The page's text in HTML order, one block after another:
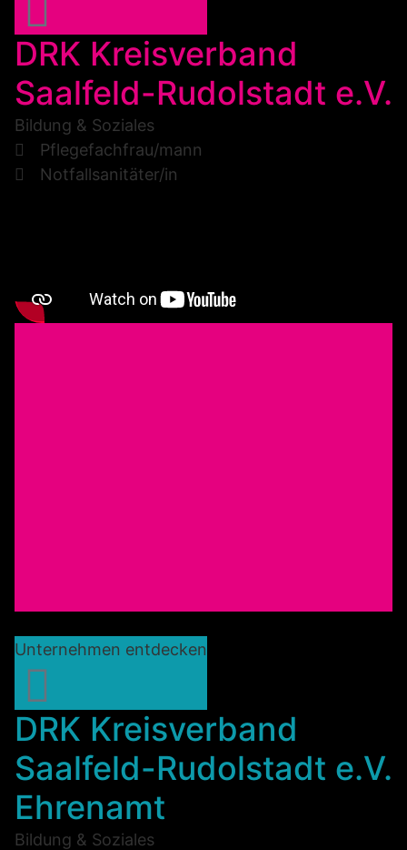
DRK Kreisverband
Saalfeld-Rudolstadt e.V.
Bildung & Soziales
Pflegefachfrau/mann
Notfallsanitäter/in
Unternehmen entdecken
DRK Kreisverband
Saalfeld-Rudolstadt e.V.
Ehrenamt
Bildung & Soziales